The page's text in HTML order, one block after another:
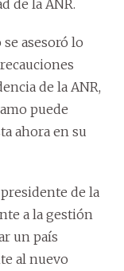
de la ANR.
asesoró lo
de la ANR,
puede
ahora en su
de la
a la gestión
un país
al nuevo